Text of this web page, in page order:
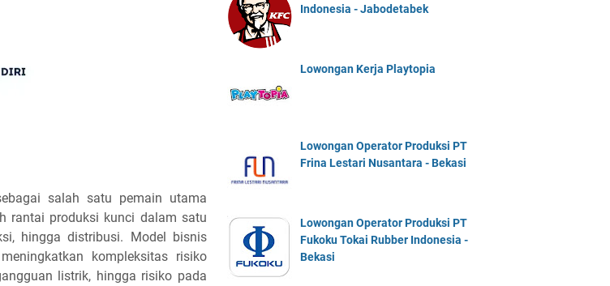
salah satu pemain utama
rantai produksi kunci dalam satu
hingga distribusi. Model bisnis
kompleksitas risiko
listrik, hingga risiko pada
Indonesia - Jabodetabek
Lowongan Kerja Playtopia
Lowongan Operator Produksi PT
Frina Lestari Nusantara - Bekasi
Lowongan Operator Produksi PT
Fukoku Tokai Rubber Indonesia -
Bekasi